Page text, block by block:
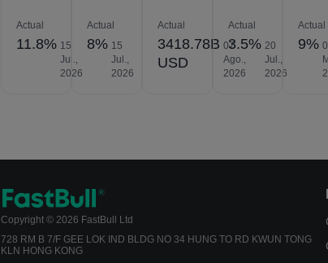
Actual
11.8% 15
Jul.,
2026
Actual
8% 15
Jul.,
2026
Actual
3418.78B
USD
07
Ago.,
2026
Actual
3.5% 20
Jul.,
2026
Actual
9%
Copyright © 2026 FastBull Ltd
728 RM B 7/F GEE LOK IND BLDG NO 34 HUNG TO RD KWUN TONG
KLN HONG KONG